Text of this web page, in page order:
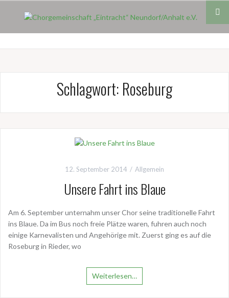
Schlagwort: Roseburg
12. September 2014 Allgemein
Unsere Fahrt ins Blaue
Am 6. September unternahm unser Chor seine traditionelle Fahrt
ins Blaue. Da im Bus noch freie Plätze waren, fuhren auch noch
einige Karnevalisten und Angehörige mit. Zuerst ging es auf die
Roseburg in Rieder, wo
Weiterlesen…